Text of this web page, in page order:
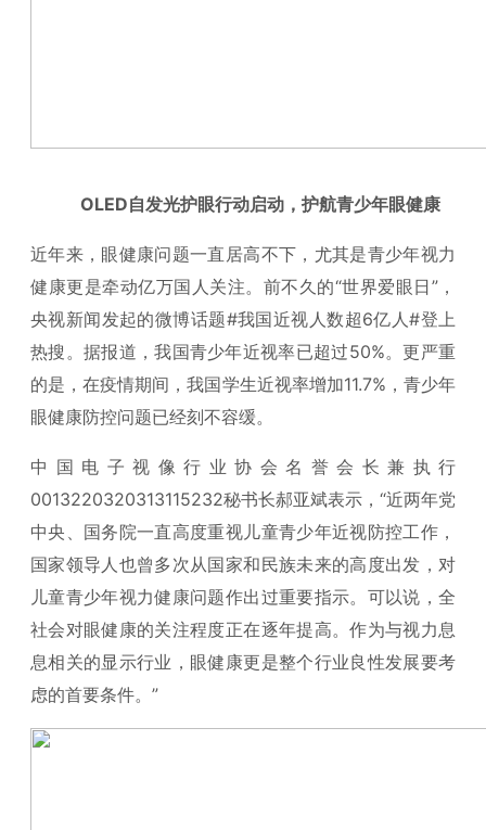
OLED自发光护眼行动启动， 护航青少年眼健康
近年来，眼健康问题一直居高不下，尤其是青少年视力
健康更是牵动亿万国人关注。前不久的“世界爱眼日”，
央视新闻发起的微博话题#我国近视人数超6亿人#登上
热搜。据报道，我国青少年近视率已超过50%。更严重
的是，在疫情期间，我国学生近视率增加11.7%，青少年
眼健康防控问题已经刻不容缓。
中国电子视像行业协会名誉会长兼执行
0013220320313115232秘书长郝亚斌表示，“近两年党
中央、国务院一直高度重视儿童青少年近视防控工作，
国家领导人也曾多次从国家和民族未来的高度出发，对
儿童青少年视力健康问题作出过重要指示。可以说，全
社会对眼健康的关注程度正在逐年提高。作为与视力息
息相关的显示行业，眼健康更是整个行业良性发展要考
虑的首要条件。”